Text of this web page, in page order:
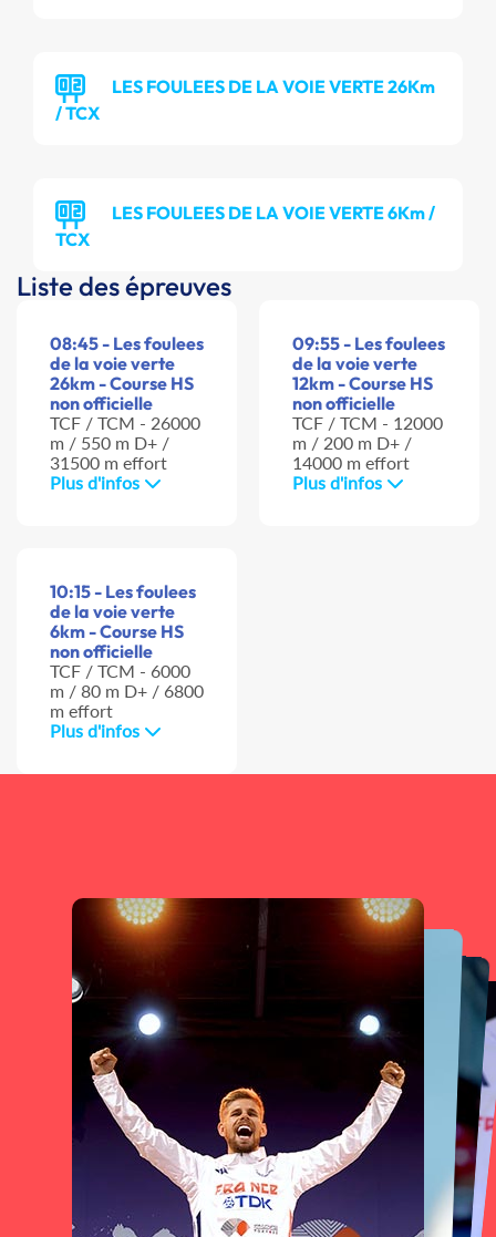
LES FOULEES DE LA VOIE VERTE 26Km
/ TCX
LES FOULEES DE LA VOIE VERTE 6Km /
TCX
Liste des épreuves
08:45 - Les foulees
de la voie verte
26km - Course HS
non officielle
TCF / TCM - 26000
m / 550 m D+ /
31500 m effort
Plus d'infos
09:55 - Les foulees
de la voie verte
12km - Course HS
non officielle
TCF / TCM - 12000
m / 200 m D+ /
14000 m effort
Plus d'infos
10:15 - Les foulees
de la voie verte
6km - Course HS
non officielle
TCF / TCM - 6000
m / 80 m D+ / 6800
m effort
Plus d'infos